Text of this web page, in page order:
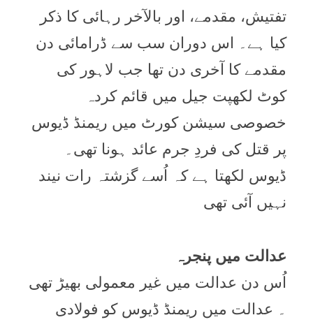
تفتیش، مقدمے، اور بالآخر رہائی کا ذکر
کیا ہے۔ اس دوران سب سے ڈرامائی دن
مقدمے کا آخری دن تھا جب لاہور کی
کوٹ لکھپت جیل میں قائم کردہ
خصوصی سیشن کورٹ میں ریمنڈ ڈیوس
پر قتل کی فردِ جرم عائد ہونا تھی۔
ڈیوس لکھتا ہے کہ اُسے گزشتہ رات نیند
نہیں آئی تھی
عدالت میں پنجرہ
اُس دن عدالت میں غیر معمولی بھیڑ تھی
۔ عدالت میں ریمنڈ ڈیوس کو فولادی